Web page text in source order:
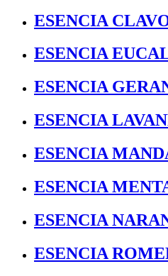
ESENCIA
ESENCIA
ESENCIA
ESENCIA
ESENCIA
ESENCIA
ESENCIA
ESENCIA